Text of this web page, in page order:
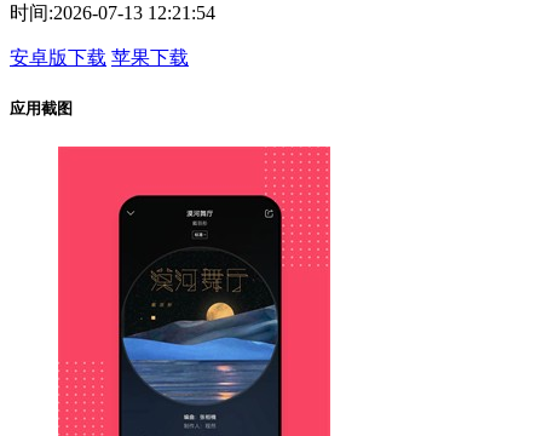
时间:2026-07-13 12:21:54
安卓版下载 苹果下载
应用截图